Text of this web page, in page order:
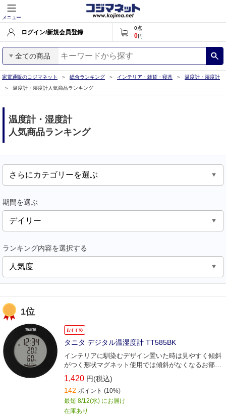
メニュー
ログイン/新規会員登録
0点
0円
全ての商品
家電通販のコジマネット 総合ランキング インテリア・雑貨・寝具
温度計・湿度計
温度計・湿度計人気商品ランキング
温度計・湿度計
人気商品ランキング
期間を選ぶ
ランキング内容を選択する
1位
おすすめ
タニタ デジタル温湿度計 TT585BK
インテリアに馴染むデザイン置いた時は見やすく傾斜
がつく形状マグネット使用では傾斜がなくなるお部屋
に合わせて選べる5つのカラー展開
1,420 円(税込)
142 ポイント (10%)
最短 8/12(水) にお届け
在庫あり